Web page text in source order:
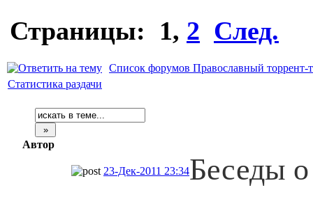
Страницы: 1, 2 След.
Список форумов Православный торрент-
Статистика раздачи
Автор
23-Дек-2011 23:34Беседы